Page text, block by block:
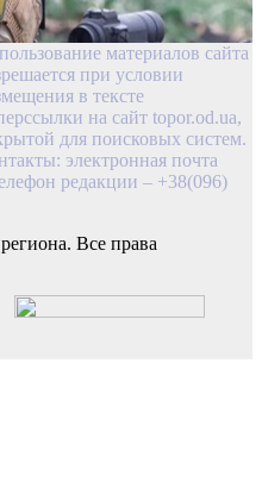
материалов сайта
при условии
в тексте
на сайт topor.od.ua,
для поисковых систем.
электронная почта
редакции – +38(096)
Все права